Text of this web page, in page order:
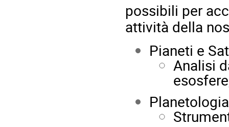
possibili per
attività della
Pianeti e
Analisi